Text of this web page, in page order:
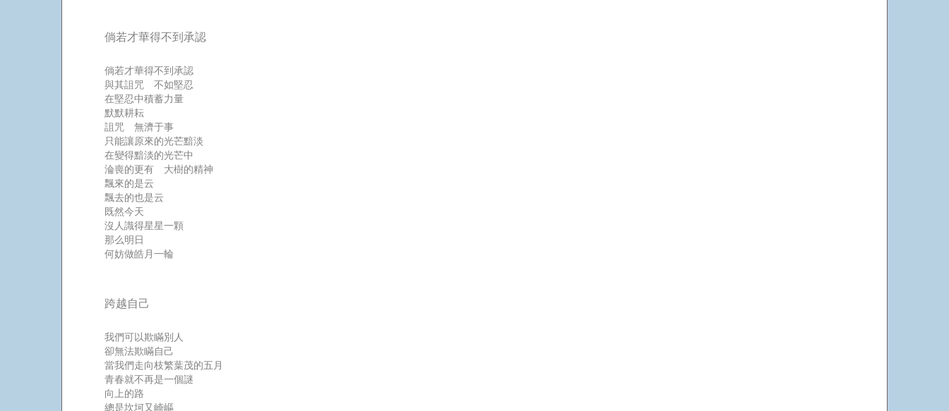
倘若才華得不到承認
倘若才華得不到承認
與其詛咒 不如堅忍
在堅忍中積蓄力量
默默耕耘
詛咒 無濟于事
只能讓原來的光芒黯淡
在變得黯淡的光芒中
淪喪的更有 大樹的精神
飄來的是云
飄去的也是云
既然今天
沒人識得星星一顆
那么明日
何妨做皓月一輪
跨越自己
我們可以欺瞞別人
卻無法欺瞞自己
當我們走向枝繁葉茂的五月
青春就不再是一個謎
向上的路
總是坎坷又崎嶇